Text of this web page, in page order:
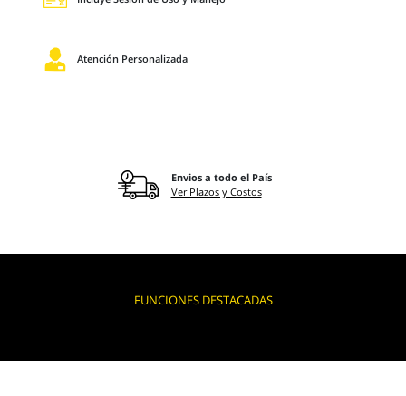
Atención Personalizada
Envios a todo el País
Ver Plazos y Costos
FUNCIONES DESTACADAS